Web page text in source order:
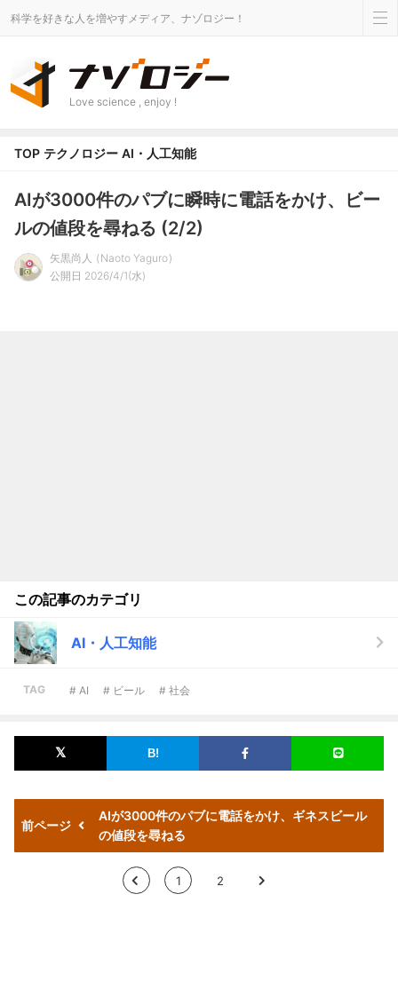
科学を好きな人を増やすメディア、ナゾロジー！
Love science , enjoy !
TOP テクノロジー AI・人工知能
AIが3000件のパブに瞬時に電話をかけ、ビー
ルの値段を尋ねる (2/2)
矢黒尚人
Naoto Yaguro
公開日 2026/4/1(水)
この記事のカテゴリ
AI・人工知能
TAG # AI # ビール # 社会
前ページ
AIが3000件のパブに電話をかけ、ギネスビール
の値段を尋ねる
< 1 2 >